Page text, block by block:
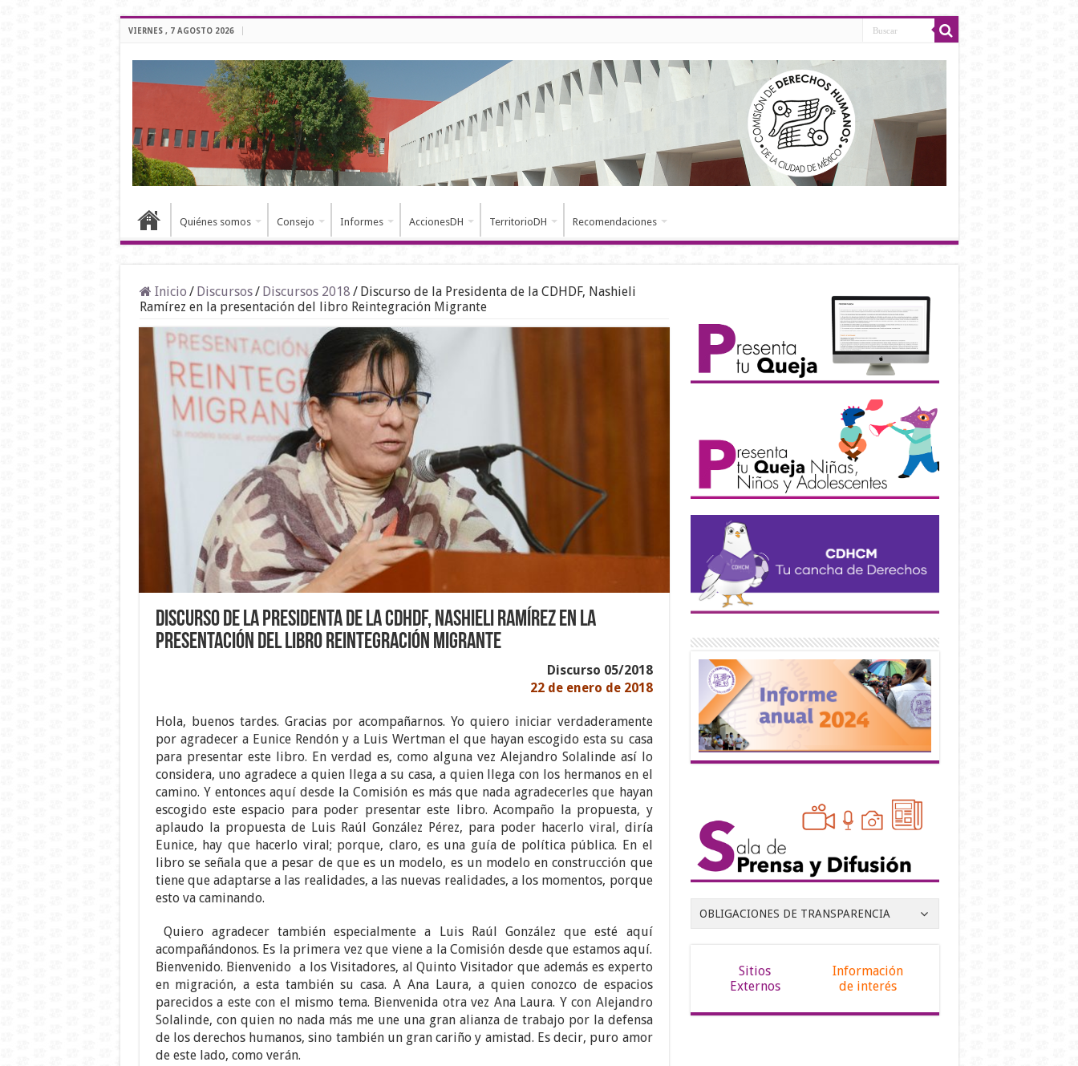
VIERNES , 7 AGOSTO 2026
Quiénes somos Consejo Informes AccionesDH TerritorioDH Recomendaciones
Inicio / Discursos/ Discursos 2018 / Discurso de la Presidenta de la CDHDF, Nashieli
Ramírez en la presentación del libro Reintegración Migrante
Discurso de la Presidenta de la CDHDF, Nashieli Ramírez en la
presentación del libro Reintegración Migrante
Discurso 05/2018
22 de enero de 2018
Hola, buenos tardes. Gracias por acompañarnos. Yo quiero iniciar verdaderamente
por agradecer a Eunice Rendón y a Luis Wertman el que hayan escogido esta su casa
para presentar este libro. En verdad es, como alguna vez Alejandro Solalinde así lo
considera, uno agradece a quien llega a su casa, a quien llega con los hermanos en el
camino. Y entonces aquí desde la Comisión es más que nada agradecerles que hayan
escogido este espacio para poder presentar este libro. Acompaño la propuesta, y
aplaudo la propuesta de Luis Raúl González Pérez, para poder hacerlo viral, diría
Eunice, hay que hacerlo viral; porque, claro, es una guía de política pública. En el
libro se señala que a pesar de que es un modelo, es un modelo en construcción que
tiene que adaptarse a las realidades, a las nuevas realidades, a los momentos, porque
esto va caminando.
Quiero agradecer también especialmente a Luis Raúl González que esté aquí
acompañándonos. Es la primera vez que viene a la Comisión desde que estamos aquí.
Bienvenido. Bienvenido a los Visitadores, al Quinto Visitador que además es experto
en migración, a esta también su casa. A Ana Laura, a quien conozco de espacios
parecidos a este con el mismo tema. Bienvenida otra vez Ana Laura. Y con Alejandro
Solalinde, con quien no nada más me une una gran alianza de trabajo por la defensa
de los derechos humanos, sino también un gran cariño y amistad. Es decir, puro amor
de este lado, como verán.
OBLIGACIONES DE TRANSPARENCIA
Sitios
Externos
Información
de interés